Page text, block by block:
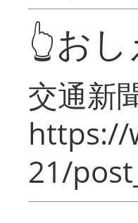
👆お
交通新
https://
21/